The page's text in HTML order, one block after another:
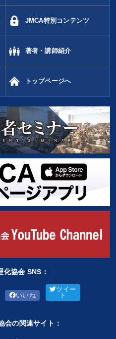
JMCA特別コンテンツ
著者・講師紹介
トップページへ
化協会 SNS：
いいね
ツイー
ト
会の関連サイト：